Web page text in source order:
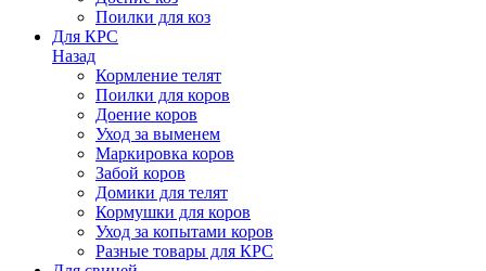
Поилки для коз
Для КРС
Назад
Кормление телят
Поилки для коров
Доение коров
Уход за выменем
Маркировка коров
Забой коров
Домики для телят
Кормушки для коров
Уход за копытами коров
Разные товары для КРС